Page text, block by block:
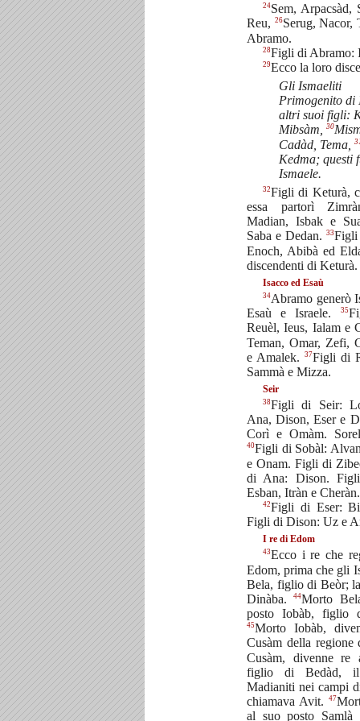
24Sem, Arpacsàd,
Reu, 26Serug, Nacor,
Abramo.
28Figli di Abramo:
29Ecco la loro
Gli Ismaeliti
Primogenito di
altri suoi figli:
Mibsàm, 30
Cadàd, Tema,
Kedma; questi
Ismaele.
32Figli di Keturà,
essa partorì
Madian, Isbak e
Saba e Dedan. 33Figli
Enoch, Abibà ed
discendenti di Keturà.
Isacco ed Esaù
34Abramo generò
Esaù e Israele.
35
Reuèl, Ieus, Ialam e
Teman, Omar, Zefi,
e Amalek.
37Figli di
Sammà e Mizza.
Seir
38Figli di Seir:
Ana, Dison, Eser e
Corì e Omàm.
40Figli di Sobàl:
e Onam. Figli di
di Ana: Dison.
Esban, Itràn e Cheràn.
42Figli di Eser:
Figli di Dison: Uz e
I re di Edom
43Ecco i re che
Edom, prima che gli
Bela, figlio di Beòr;
Dinàba.44Morto
posto Iobàb, figlio
45Morto Iobàb,
Cusàm della
Cusàm, divenne re
figlio di Bedàd, il
Madianiti nei campi
chiamava Avit.
47
al suo posto